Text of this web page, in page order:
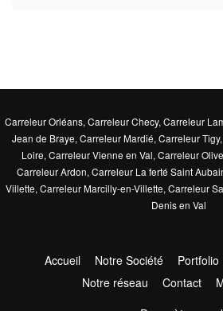
Carreleur Orléans,Carreleur Checy,Carreleur
Jean de Braye,Carreleur Mardié,Carreleur Tigy,
Loire,Carreleur Vienne en Val,Carreleur
Carreleur Ardon,Carreleur La ferté Saint
Villette,Carreleur Marcilly-en-Villette,Carreleur
Denis en Val
Accueil Notre Société Portfolio
Notre réseau
Contact